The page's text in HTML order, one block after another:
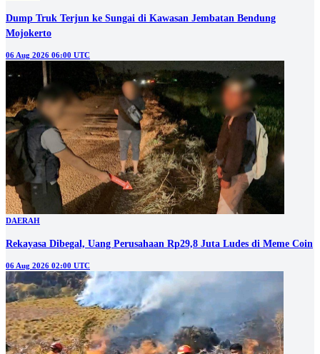
Dump Truk Terjun ke Sungai di Kawasan Jembatan Bendung
Mojokerto
06 Aug 2026 06:00 UTC
DAERAH
Rekayasa Dibegal, Uang Perusahaan Rp29,8 Juta Ludes di Meme Coin
06 Aug 2026 02:00 UTC